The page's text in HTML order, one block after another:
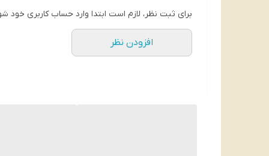
پخت آسان و بافت یکدست پس از پخت
برای ثبت نظر، لازم است ابتدا وارد حساب کاربری خود
افزودن نظر